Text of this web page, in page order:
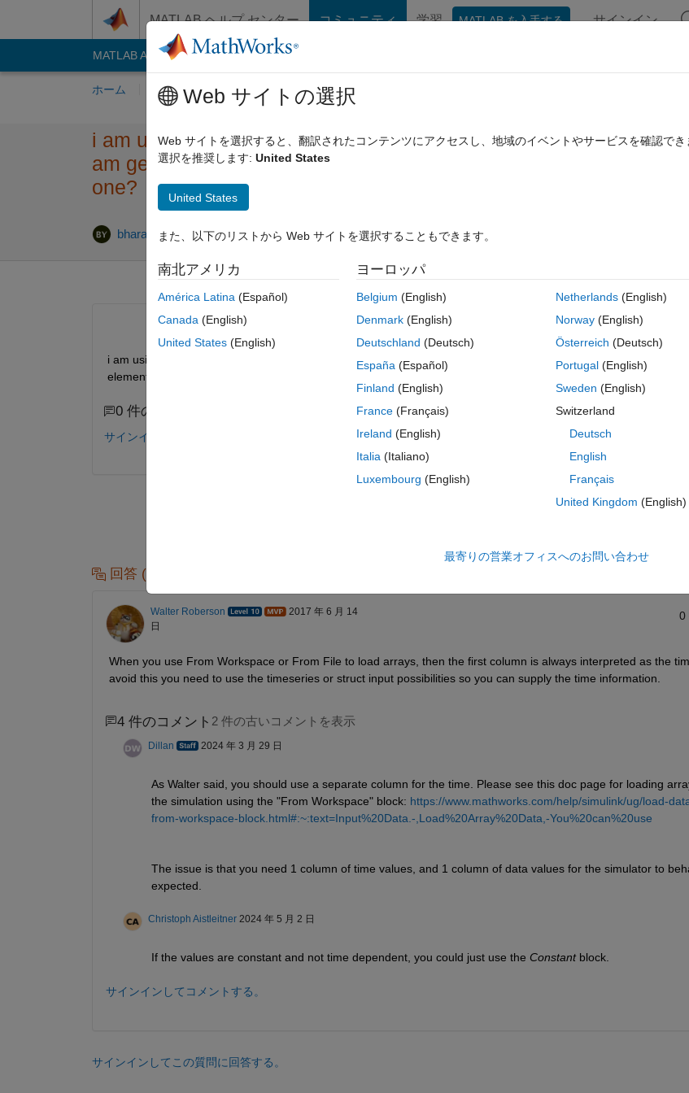
MATLAB ヘルプ センター コミュニティ 学習 MATLAB を入手する サインイン
MATLAB Answers File Exchange
ホーム 質問する 回答 閲覧 MATLAB に関する FAQ
i am using from workspae in simulink..i have to load 1by4096
am getting 1by4095 ,i am missing first element.what should i do
one?
bharat yadav 2017 6 月 14 1 回答 2024 5 月 2 に更新 15 ビュー (30 日間)
古
i am using from workspae in simulink..i have to load 1by4096 vector,but i am getting 1by4095 ,i am missing first
element.what should i do to get that one?
0 件のコメント
サインインしてコメントする。
サインインしてこの
回答 (1 件)
Walter Roberson
2017 年 6 月 14
日
0
When you use From Workspace or From File to load arrays, then the first column is always interpreted as the
avoid this you need to use the timeseries or struct input possibilities so you can supply the time information.
4 件のコメント 2 件の古いコメントを表示
Dillan 2024 年 3 月 29 日
As Walter said, you should use a separate column for the time. Please see this doc page for loading
the simulation using the "From Workspace" block: https://www.mathworks.com/help/simulink/ug/load-
from-workspace-block.html#:~:text=Input%20Data.-,Load%20Array%20Data,-You%20can%20use
The issue is that you need 1 column of time values, and 1 column of data values for the simulator to
expected.
Christoph Aistleitner 2024 年 5 月 2 日
If the values are constant and not time dependent, you could just use the Constant block.
サインインしてコメントする。
サインインしてこの質問に回答する。
Web サイトの選択
Web サイトを選択すると、翻訳されたコンテンツにアクセスし、地域のイベントやサービスを確認で
選択を推奨します: United States
United States
また、以下のリストから Web サイトを選択することもできます。
南北アメリカ
América Latina (Español)
Canada (English)
United States (English)
ヨーロッパ
Belgium (English)
Denmark (English)
Deutschland (Deutsch)
España (Español)
Finland (English)
France (Français)
Ireland (English)
Italia (Italiano)
Luxembourg (English)
Netherlands(English)
Norway(English)
Österreich (Deutsch)
Portugal(English)
Sweden (English)
Switzerland
Deutsch
English
Français
United Kingdom (English)
最寄りの営業オフィスへのお問い合わせ